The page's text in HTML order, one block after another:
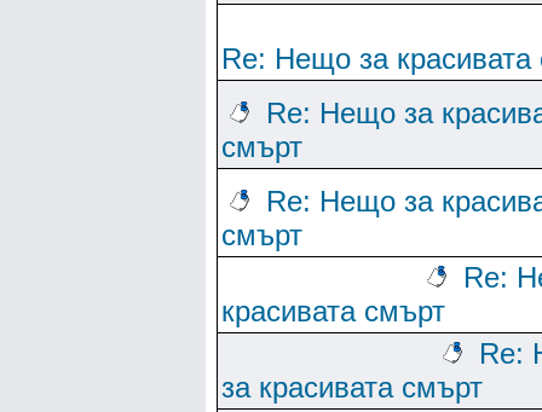
Re: Нещо за красивата
Re: Нещо за
смърт
Re: Нещо за
смърт
Re:
красивата смърт
Re:
за красивата смърт